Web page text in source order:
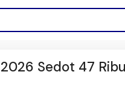
Sedot 47